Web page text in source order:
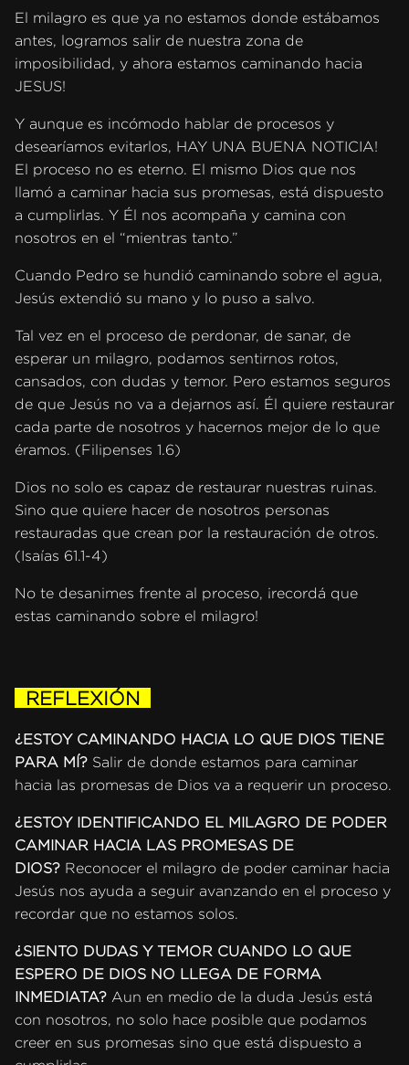
El milagro es que ya no estamos donde estábamos
antes, logramos salir de nuestra zona de
imposibilidad, y ahora estamos caminando hacia
JESUS!
Y aunque es incómodo hablar de procesos y
desearíamos evitarlos, HAY UNA BUENA NOTICIA!
El proceso no es eterno. El mismo Dios que nos
llamó a caminar hacia sus promesas, está dispuesto
a cumplirlas. Y Él nos acompaña y camina con
nosotros en el “mientras tanto.”
Cuando Pedro se hundió caminando sobre el agua,
Jesús extendió su mano y lo puso a salvo.
Tal vez en el proceso de perdonar, de sanar, de
esperar un milagro, podamos sentirnos rotos,
cansados, con dudas y temor. Pero estamos seguros
de que Jesús no va a dejarnos así. Él quiere restaurar
cada parte de nosotros y hacernos mejor de lo que
éramos. (Filipenses 1.6)
Dios no solo es capaz de restaurar nuestras ruinas.
Sino que quiere hacer de nosotros personas
restauradas que crean por la restauración de otros.
(Isaías 61.1-4)
No te desanimes frente al proceso, ¡recordá que
estas caminando sobre el milagro!
REFLEXIÓN
¿ESTOY CAMINANDO HACIA LO QUE DIOS TIENE
PARA MÍ? Salir de donde estamos para caminar
hacia las promesas de Dios va a requerir un proceso.
¿ESTOY IDENTIFICANDO EL MILAGRO DE PODER
CAMINAR HACIA LAS PROMESAS DE
DIOS? Reconocer el milagro de poder caminar hacia
Jesús nos ayuda a seguir avanzando en el proceso y
recordar que no estamos solos.
¿SIENTO DUDAS Y TEMOR CUANDO LO QUE
ESPERO DE DIOS NO LLEGA DE FORMA
INMEDIATA? Aun en medio de la duda Jesús está
con nosotros, no solo hace posible que podamos
creer en sus promesas sino que está dispuesto a